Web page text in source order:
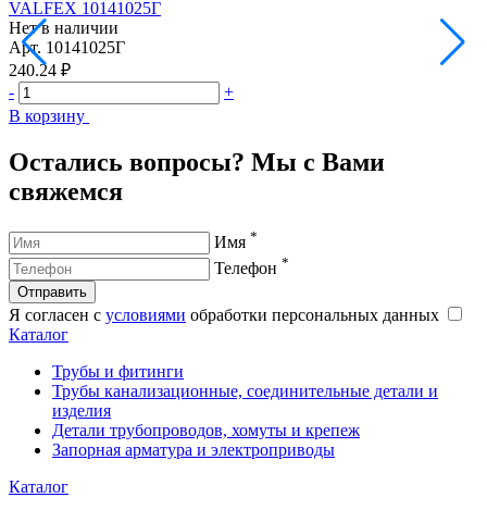
VALFEX 10141025Г
Нет в наличии
Арт. 10141025Г
240.24 ₽
-
+
В корзину
Остались вопросы? Мы с Вами
свяжемся
Имя *
Телефон *
Отправить
Я согласен с условиями обработки персональных данных
Каталог
Трубы и фитинги
Трубы канализационные, соединительные детали и
изделия
Детали трубопроводов, хомуты и крепеж
Запорная арматура и электроприводы
Каталог